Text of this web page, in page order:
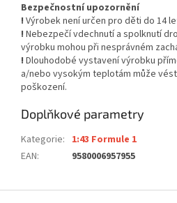
Bezpečnostní upozornění
! Výrobek není určen pro děti do 14
! Nebezpečí vdechnutí a spolknutí
výrobku mohou při nesprávném
! Dlouhodobé vystavení výrobku
a/nebo vysokým teplotám může
poškození.
Doplňkové parametry
Kategorie: 1:43 Formule 1
EAN: 9580006957955